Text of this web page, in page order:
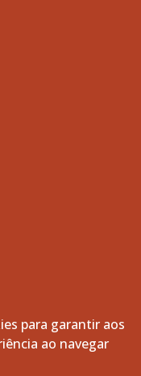
os direitos
para garantir aos
ao navegar